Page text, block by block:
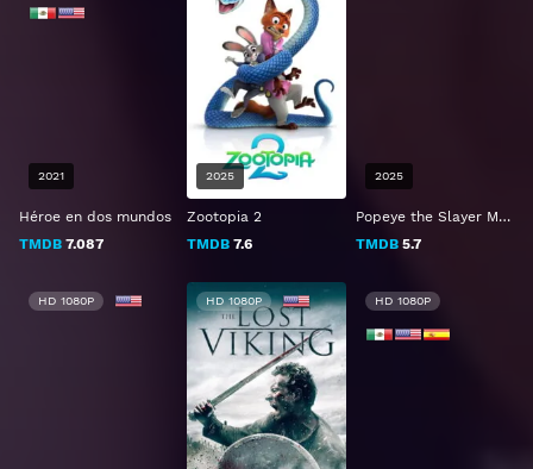
Héroe en dos mundos
TMDB 7.087
2021
Zootopia 2
TMDB 7.6
2025
Popeye the Slayer Man
TMDB5.7
2025
HD 1080P HD 1080P HD 1080P